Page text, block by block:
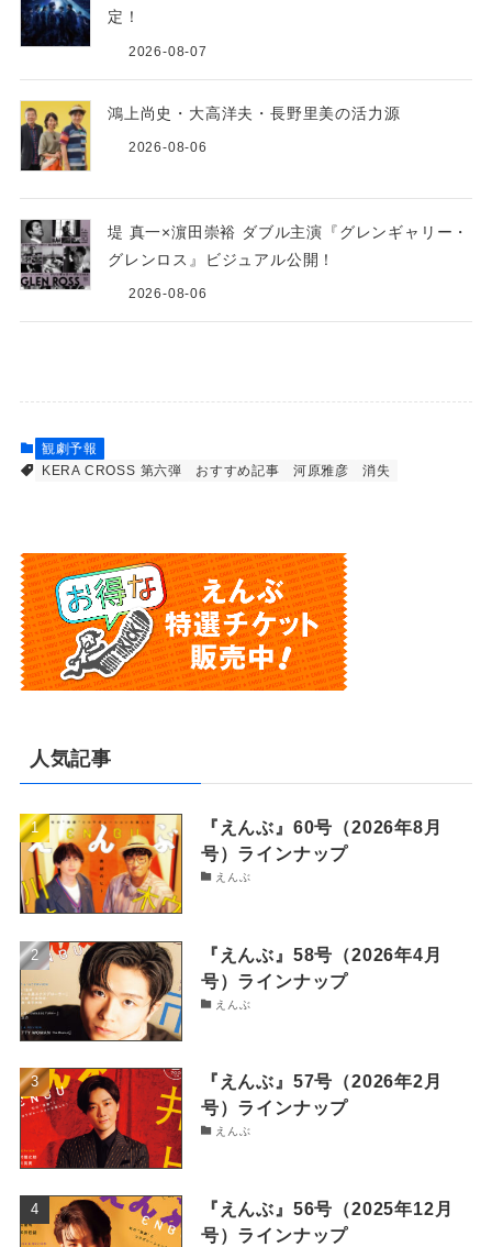
定！
2026-08-07
鴻上尚史・大高洋夫・長野里美の活力源
2026-08-06
堤 真一×濵田崇裕 ダブル主演『グレンギャリー・
グレンロス』ビジュアル公開！
2026-08-06
観劇予報
KERA CROSS 第六弾
おすすめ記事 河原雅彦 消失
人気記事
『えんぶ』60号（2026年8月
号）ラインナップ
えんぶ
『えんぶ』58号（2026年4月
号）ラインナップ
えんぶ
『えんぶ』57号（2026年2月
号）ラインナップ
えんぶ
『えんぶ』56号（2025年12月
号）ラインナップ